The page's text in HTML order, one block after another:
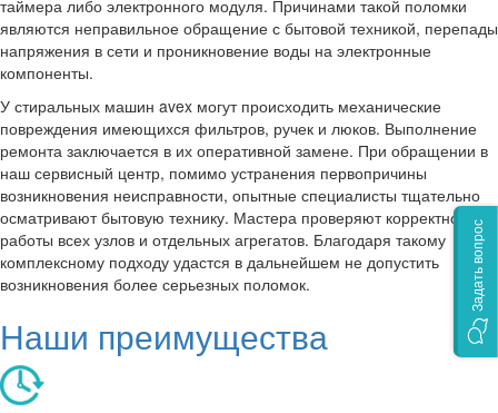
таймера либо электронного модуля. Причинами такой поломки
являются неправильное обращение с бытовой техникой, перепады
напряжения в сети и проникновение воды на электронные
компоненты.
У стиральных машин avex могут происходить механические
повреждения имеющихся фильтров, ручек и люков. Выполнение
ремонта заключается в их оперативной замене. При обращении в
наш сервисный центр, помимо устранения первопричины
возникновения неисправности, опытные специалисты тщательно
осматривают бытовую технику. Мастера проверяют корректность
работы всех узлов и отдельных агрегатов. Благодаря такому
комплексному подходу удастся в дальнейшем не допустить
возникновения более серьезных поломок.
Наши преимущества
Задать вопрос